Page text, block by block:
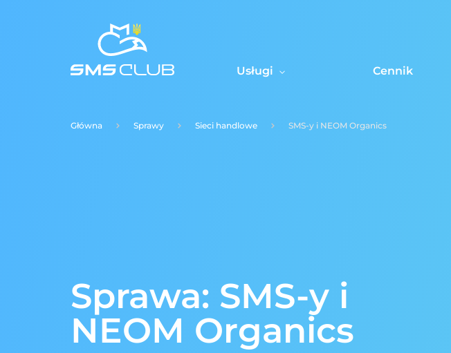
Usługi Cennik
Główna Sprawy Sieci handlowe SMS-y i NEOM Organics
Sprawa: SMS-y i
NEOM Organics